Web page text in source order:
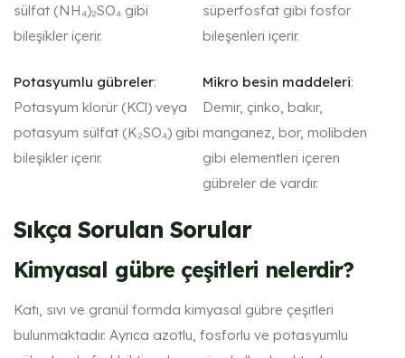
sülfat (NH₄)₂SO₄ gibi
bileşikler içerir.
süperfosfat gibi fosfor
bileşenleri içerir.
Potasyumlu gübreler:
Potasyum klorür (KCl) veya
potasyum sülfat (K₂SO₄) gibi
bileşikler içerir.
Mikro besin maddeleri:
Demir, çinko, bakır,
manganez, bor, molibden
gibi elementleri içeren
gübreler de vardır.
Sıkça Sorulan Sorular
Kimyasal gübre çeşitleri nelerdir?
Katı, sıvı ve granül formda kimyasal gübre çeşitleri
bulunmaktadır. Ayrıca azotlu, fosforlu ve potasyumlu